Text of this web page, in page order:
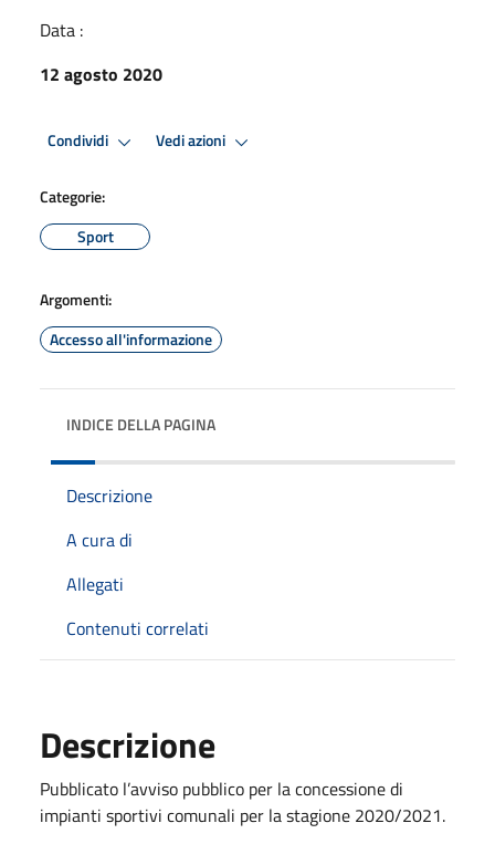
Data :
12 agosto 2020
Condividi Vedi azioni
Categorie:
Sport
Argomenti:
Accesso all'informazione
INDICE DELLA PAGINA
Descrizione
A cura di
Allegati
Contenuti correlati
Descrizione
Pubblicato l’avviso pubblico per la concessione di
impianti sportivi comunali per la stagione 2020/2021.